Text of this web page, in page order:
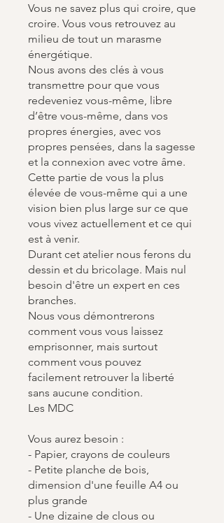
Vous ne savez plus qui croire, que
croire. Vous vous retrouvez au
milieu de tout un marasme
énergétique.
Nous avons des clés à vous
transmettre pour que vous
redeveniez vous-même, libre
d’être vous-même, dans vos
propres énergies, avec vos
propres pensées, dans la sagesse
et la connexion avec votre âme.
Cette partie de vous la plus
élevée de vous-même qui a une
vision bien plus large sur ce que
vous vivez actuellement et ce qui
est à venir.
Durant cet atelier nous ferons du
dessin et du bricolage. Mais nul
besoin d'être un expert en ces
branches.
Nous vous démontrerons
comment vous vous laissez
emprisonner, mais surtout
comment vous pouvez
facilement retrouver la liberté
sans aucune condition.
Les MDC
Vous aurez besoin :
- Papier, crayons de couleurs
- Petite planche de bois,
dimension d'une feuille A4 ou
plus grande
- Une dizaine de clous ou